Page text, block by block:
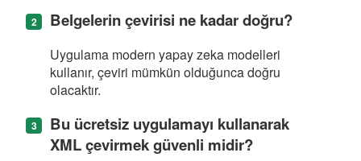
Belgelerin çevirisi ne kadar doğru?
Uygulama modern yapay zeka modelleri
kullanır, çeviri mümkün olduğunca doğru
olacaktır.
Bu ücretsiz uygulamayı kullanarak
XML çevirmek güvenli midir?